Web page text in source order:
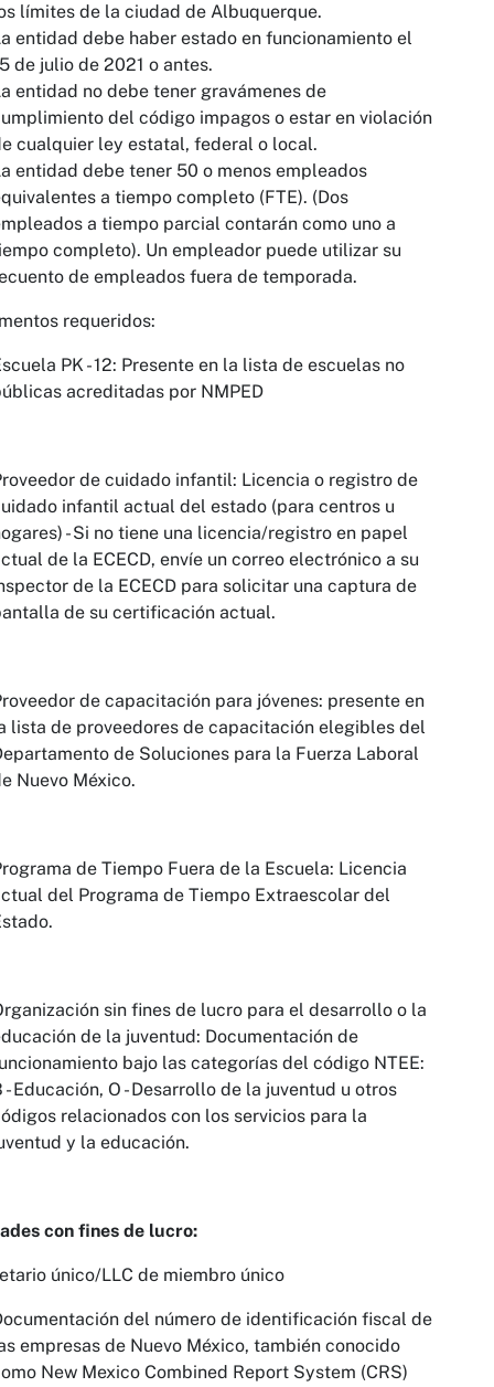
límites de la ciudad de Albuquerque.
entidad debe haber estado en funcionamiento el
de julio de 2021 o antes.
entidad no debe tener gravámenes de
del código impagos o estar en violación
cualquier ley estatal, federal o local.
entidad debe tener 50 o menos empleados
a tiempo completo (FTE). (Dos
a tiempo parcial contarán como uno a
completo). Un empleador puede utilizar su
de empleados fuera de temporada.
requeridos:
PK - 12: Presente en la lista de escuelas no
acreditadas por NMPED
de cuidado infantil: Licencia o registro de
infantil actual del estado (para centros u
- Si no tiene una licencia/registro en papel
de la ECECD, envíe un correo electrónico a su
de la ECECD para solicitar una captura de
de su certificación actual.
de capacitación para jóvenes: presente en
lista de proveedores de capacitación elegibles del
de Soluciones para la Fuerza Laboral
Nuevo México.
de Tiempo Fuera de la Escuela: Licencia
del Programa de Tiempo Extraescolar del
sin fines de lucro para el desarrollo o la
de la juventud: Documentación de
bajo las categorías del código NTEE:
- Educación, O - Desarrollo de la juventud u otros
relacionados con los servicios para la
y la educación.
con fines de lucro:
único/LLC de miembro único
del número de identificación fiscal de
empresas de Nuevo México, también conocido
New Mexico Combined Report System (CRS)